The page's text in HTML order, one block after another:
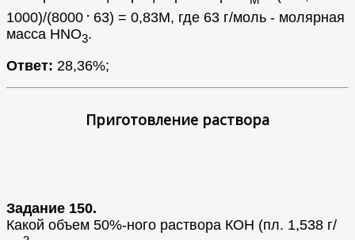
1000)/(8000 . 63) = 0,83М, где 63 г/моль - молярная
масса HNO3.
Ответ: 28,36%;
Приготовление раствора
Задание 150.
Какой объем 50%-ного раствора КОН (пл. 1,538 г/